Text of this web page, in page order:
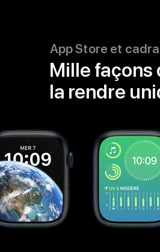
App Store et
Mille façons
la rendre